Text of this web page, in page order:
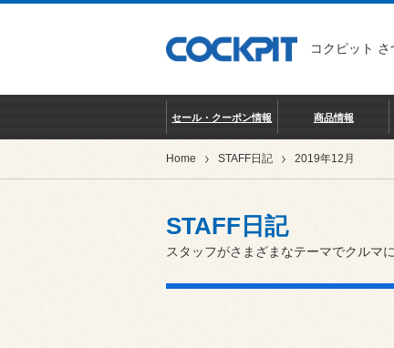
コクピット さ
セール・クーポン情報 商品情報
Home STAFF日記 2019年12月
STAFF日記
スタッフがさまざまなテーマでクルマ